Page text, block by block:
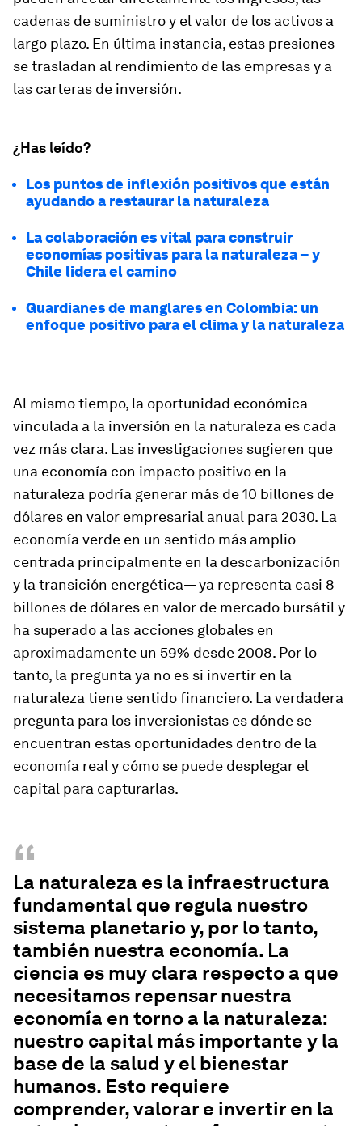
cadenas de suministro y el valor de los activos a
largo plazo. En última instancia, estas presiones
se trasladan al rendimiento de las empresas y a
las carteras de inversión.
¿Has leído?
Los puntos de inflexión positivos que están
ayudando a restaurar la naturaleza
La colaboración es vital para construir
economías positivas para la naturaleza – y
Chile lidera el camino
Guardianes de manglares en Colombia: un
enfoque positivo para el clima y la naturaleza
Al mismo tiempo, la oportunidad económica
vinculada a la inversión en la naturaleza es cada
vez más clara. Las investigaciones sugieren que
una economía con impacto positivo en la
naturaleza podría generar más de 10 billones de
dólares en valor empresarial anual para 2030. La
economía verde en un sentido más amplio —
centrada principalmente en la descarbonización
y la transición energética— ya representa casi 8
billones de dólares en valor de mercado bursátil y
ha superado a las acciones globales en
aproximadamente un 59% desde 2008. Por lo
tanto, la pregunta ya no es si invertir en la
naturaleza tiene sentido financiero. La verdadera
pregunta para los inversionistas es dónde se
encuentran estas oportunidades dentro de la
economía real y cómo se puede desplegar el
capital para capturarlas.
“
La naturaleza es la infraestructura
fundamental que regula nuestro
sistema planetario y, por lo tanto,
también nuestra economía. La
ciencia es muy clara respecto a que
necesitamos repensar nuestra
economía en torno a la naturaleza:
nuestro capital más importante y la
base de la salud y el bienestar
humanos. Esto requiere
comprender, valorar e invertir en la